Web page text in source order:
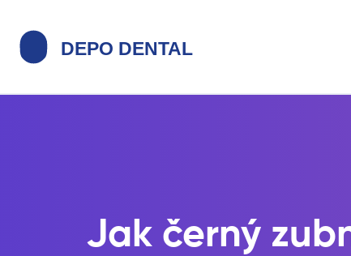
Jak černý